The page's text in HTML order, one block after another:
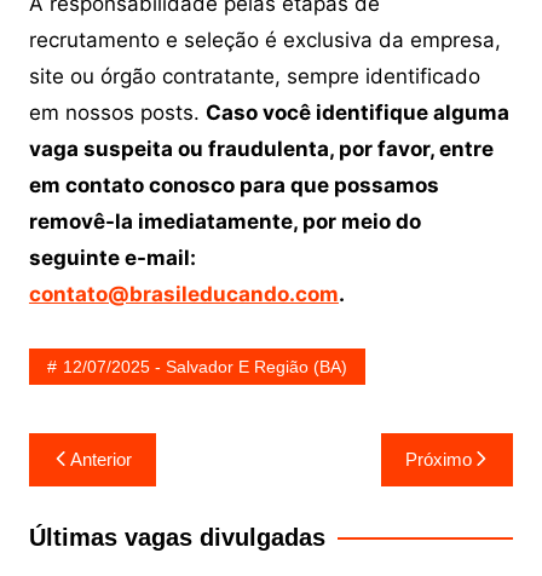
recrutamento e seleção é exclusiva da empresa,
site ou órgão contratante, sempre identificado
em nossos posts. Caso você identifique alguma
vaga suspeita ou fraudulenta, por favor, entre
em contato conosco para que possamos
removê-la imediatamente, por meio do
seguinte e-mail:
contato@brasileducando.com.
12/07/2025 - Salvador E Região (BA)
Navegação
de
Post
Anterior Próximo
Últimas vagas divulgadas